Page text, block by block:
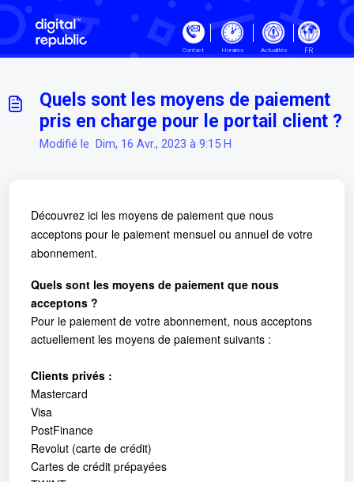
Passer au contenu principal
Contact Horaires Actualités FR
Quels sont les moyens de paiement
pris en charge pour le portail client ?
Modifié le Dim, 16 Avr., 2023 à 9:15 H
Découvrez ici les moyens de paiement que nous
acceptons pour le paiement mensuel ou annuel de votre
abonnement.
Quels sont les moyens de paiement que nous
acceptons ?
Pour le paiement de votre abonnement, nous acceptons
actuellement les moyens de paiement suivants :
Clients privés :
Mastercard
Visa
PostFinance
Revolut (carte de crédit)
Cartes de crédit prépayées